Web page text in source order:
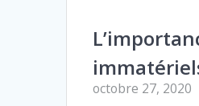
octobre 27, 2020